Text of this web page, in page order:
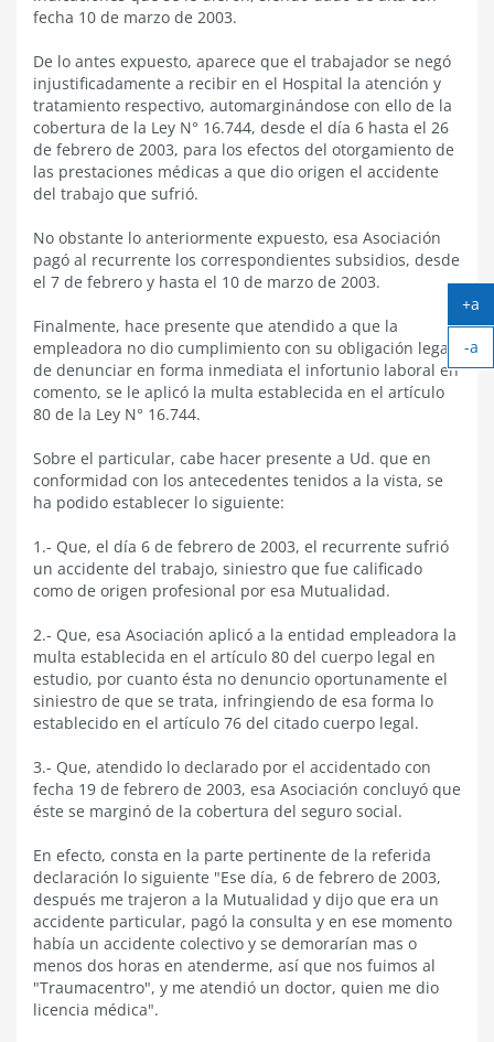
fecha 10 de marzo de 2003.
De lo antes expuesto, aparece que el trabajador se negó
injustificadamente a recibir en el Hospital la atención y
tratamiento respectivo, automarginándose con ello de la
cobertura de la Ley N° 16.744, desde el día 6 hasta el 26
de febrero de 2003, para los efectos del otorgamiento de
las prestaciones médicas a que dio origen el accidente
del trabajo que sufrió.
No obstante lo anteriormente expuesto, esa Asociación
pagó al recurrente los correspondientes subsidios, desde
el 7 de febrero y hasta el 10 de marzo de 2003.
Finalmente, hace presente que atendido a que la
empleadora no dio cumplimiento con su obligación legal
de denunciar en forma inmediata el infortunio laboral en
comento, se le aplicó la multa establecida en el artículo
80 de la Ley N° 16.744.
Sobre el particular, cabe hacer presente a Ud. que en
conformidad con los antecedentes tenidos a la vista, se
ha podido establecer lo siguiente:
1.- Que, el día 6 de febrero de 2003, el recurrente sufrió
un accidente del trabajo, siniestro que fue calificado
como de origen profesional por esa Mutualidad.
2.- Que, esa Asociación aplicó a la entidad empleadora la
multa establecida en el artículo 80 del cuerpo legal en
estudio, por cuanto ésta no denuncio oportunamente el
siniestro de que se trata, infringiendo de esa forma lo
establecido en el artículo 76 del citado cuerpo legal.
3.- Que, atendido lo declarado por el accidentado con
fecha 19 de febrero de 2003, esa Asociación concluyó que
éste se marginó de la cobertura del seguro social.
En efecto, consta en la parte pertinente de la referida
declaración lo siguiente "Ese día, 6 de febrero de 2003,
después me trajeron a la Mutualidad y dijo que era un
accidente particular, pagó la consulta y en ese momento
había un accidente colectivo y se demorarían mas o
menos dos horas en atenderme, así que nos fuimos al
"Traumacentro", y me atendió un doctor, quien me dio
licencia médica".
+a
-a